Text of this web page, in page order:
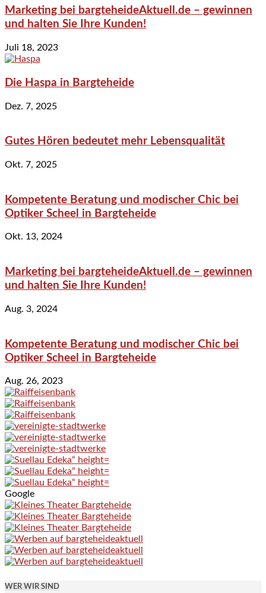
Marketing bei bargteheideAktuell.de – gewinnen
und halten Sie Ihre Kunden!
Juli 18, 2023
Die Haspa in Bargteheide
Dez. 7, 2025
Gutes Hören bedeutet mehr Lebensqualität
Okt. 7, 2025
Kompetente Beratung und modischer Chic bei
Optiker Scheel in Bargteheide
Okt. 13, 2024
Marketing bei bargteheideAktuell.de – gewinnen
und halten Sie Ihre Kunden!
Aug. 3, 2024
Kompetente Beratung und modischer Chic bei
Optiker Scheel in Bargteheide
Aug. 26, 2023
Google
WER WIR SIND